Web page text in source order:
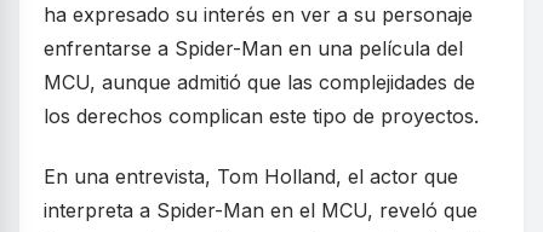
ha expresado su interés en ver a su personaje
enfrentarse a Spider-Man en una película del
MCU, aunque admitió que las complejidades de
los derechos complican este tipo de proyectos.
En una entrevista, Tom Holland, el actor que
interpreta a Spider-Man en el MCU, reveló que